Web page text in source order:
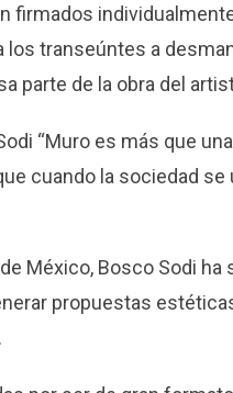
firmados
los transeúntes a
parte de la obra del
“Muro es más que
cuando la sociedad
México, Bosco Sodi ha
propuestas